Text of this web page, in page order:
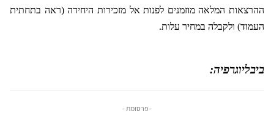
ההרצאות המלאה מוזמנים לפנות אל מזכירות היחידה (ראה בתחתית
העמוד) ולקבלה במחיר עלות.
ביבליוגרפיה:
- פרסומת -